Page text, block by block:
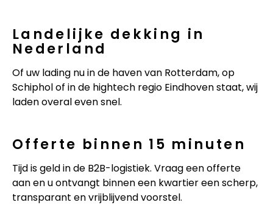
Landelijke dekking in
Nederland
Of uw lading nu in de haven van Rotterdam, op
Schiphol of in de hightech regio Eindhoven staat, wij
laden overal even snel.
Offerte binnen 15 minuten
Tijd is geld in de B2B-logistiek. Vraag een offerte
aan en u ontvangt binnen een kwartier een scherp,
transparant en vrijblijvend voorstel.